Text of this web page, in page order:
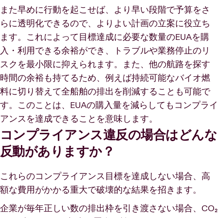
また早めに行動を起こせば、より早い段階で予算をさ
らに透明化できるので、よりよい計画の立案に役立ち
ます。これによって目標達成に必要な数量のEUAを購
入・利用できる余裕ができ、トラブルや業務停止のリ
スクを最小限に抑えられます。また、他の航路を探す
時間の余裕も持てるため、例えば持続可能なバイオ燃
料に切り替えて全船舶の排出を削減することも可能で
す。このことは、EUAの購入量を減らしてもコンプライ
アンスを達成できることを意味します。
コンプライアンス違反の場合はどんな
反動がありますか？
これらのコンプライアンス目標を達成しない場合、高
額な費用がかかる重大で破壊的な結果を招きます。
企業が毎年正しい数の排出枠を引き渡さない場合、CO₂